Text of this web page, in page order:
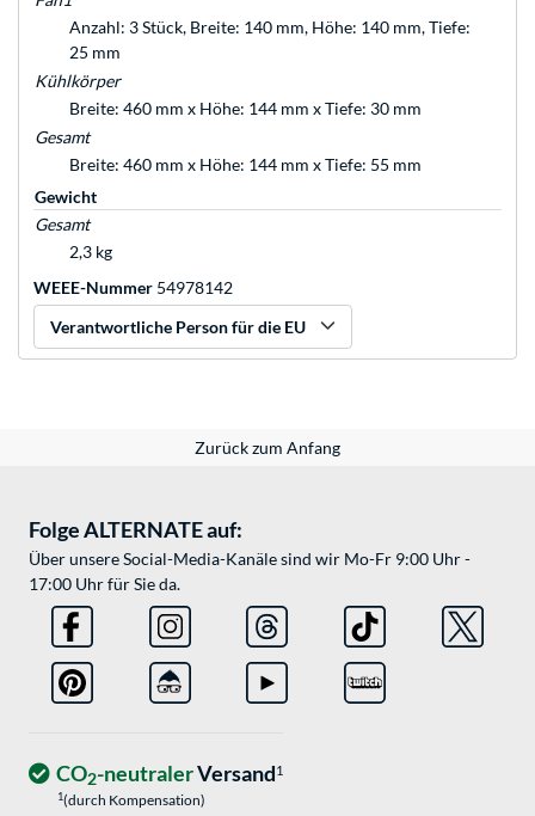
Anzahl: 3 Stück, Breite: 140 mm, Höhe: 140 mm, Tiefe:
25 mm
Kühlkörper
Breite: 460 mm x Höhe: 144 mm x Tiefe: 30 mm
Gesamt
Breite: 460 mm x Höhe: 144 mm x Tiefe: 55 mm
Gewicht
Gesamt
2,3 kg
WEEE-Nummer 54978142
Verantwortliche Person für die EU
Zurück zum Anfang
Folge ALTERNATE auf:
Über unsere Social-Media-Kanäle sind wir Mo-Fr 9:00 Uhr -
17:00 Uhr für Sie da.
CO2-neutralerVersand1
1(durch Kompensation)